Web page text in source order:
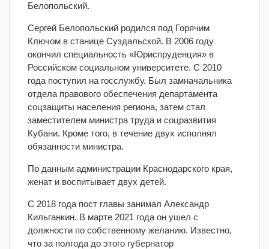
Белопольский.
Сергей Белопольский родился под Горячим
Ключом в станице Суздальской. В 2006 году
окончил специальность «Юриспруденция» в
Российском социальном университете. С 2010
года поступил на госслужбу. Был замначальника
отдела правового обеспечения департамента
соцзащиты населения региона, затем стал
заместителем министра труда и соцразвития
Кубани. Кроме того, в течение двух исполнял
обязанности министра.
По данным администрации Краснодарского края,
женат и воспитывает двух детей.
С 2018 года пост главы занимал Александр
Кильганкин. В марте 2021 года он ушел с
должности по собственному желанию. Известно,
что за полгода до этого губернатор